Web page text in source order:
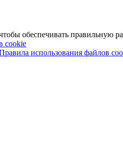
обеспечивать правильную
cookie
использования файлов